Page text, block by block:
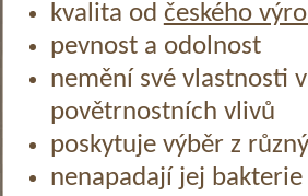
kvalita od českého
pevnost a odolnost
nemění své vlastnosti
povětrnostních vlivů
poskytuje výběr z
nenapadají jej bakterie